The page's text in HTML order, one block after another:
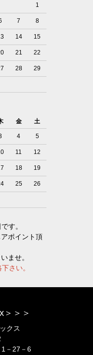
1
7 8
14 15
21 22
28 29
金 土
4 5
11 12
18 19
25 26
す。
ポイント頂
ませ。
さい。
＞＞＞
クス
1－27－6